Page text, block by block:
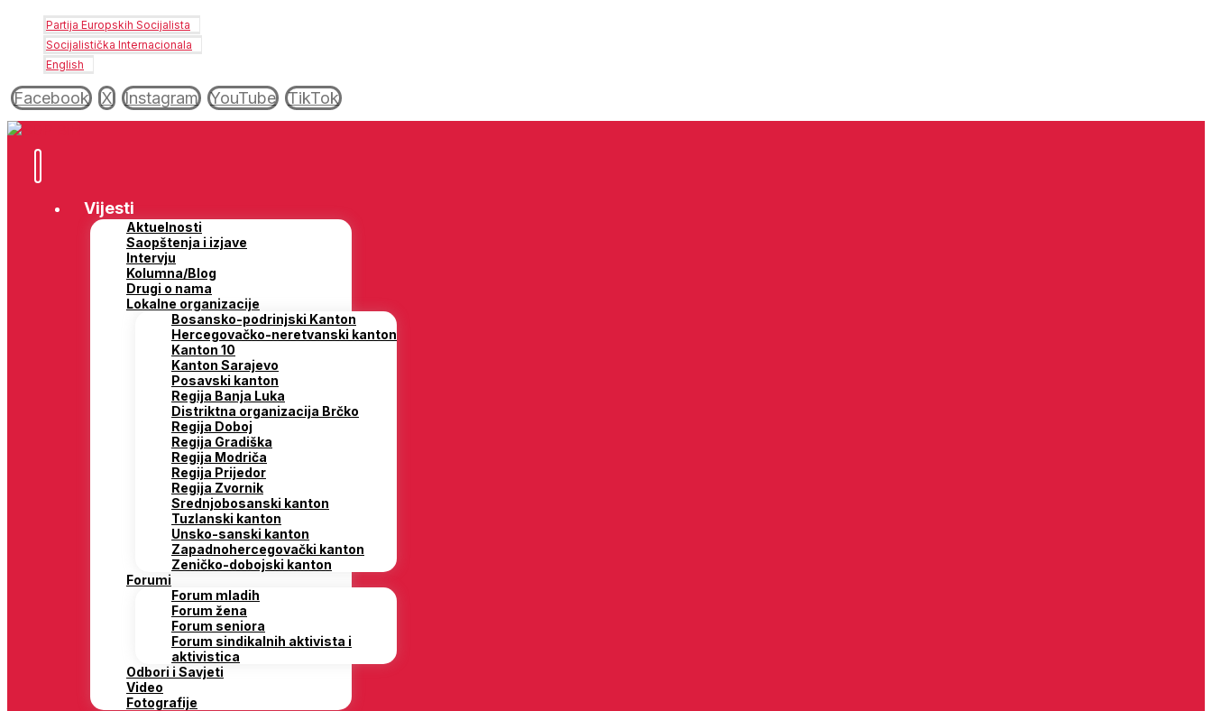
Partija Europskih Socijalista
Socijalistička Internacionala
English
Facebook X Instagram YouTube TikTok
Vijesti
Aktuelnosti
Saopštenja i izjave
Intervju
Kolumna/Blog
Drugi o nama
Lokalne organizacije
Bosansko-podrinjski Kanton
Hercegovačko-neretvanski kanton
Kanton 10
Kanton Sarajevo
Posavski kanton
Regija Banja Luka
Distriktna organizacija Brčko
Regija Doboj
Regija Gradiška
Regija Modriča
Regija Prijedor
Regija Zvornik
Srednjobosanski kanton
Tuzlanski kanton
Unsko-sanski kanton
Zapadnohercegovački kanton
Zeničko-dobojski kanton
Forumi
Forum mladih
Forum žena
Forum seniora
Forum sindikalnih aktivista i
aktivistica
Odbori i Savjeti
Video
Fotografije